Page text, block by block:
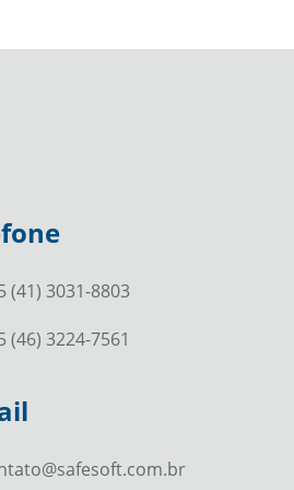
(41) 3031-8803
(46) 3224-7561